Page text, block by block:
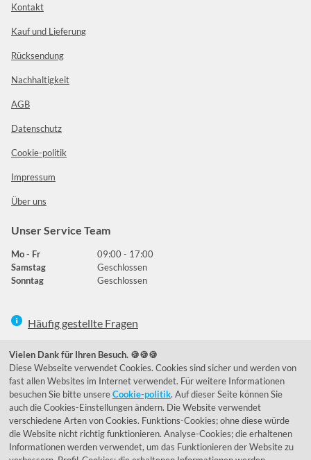
Kontakt
Kauf und Lieferung
Rücksendung
Nachhaltigkeit
AGB
Datenschutz
Cookie-politik
Impressum
Über uns
Unser Service Team
Mo - Fr
09:00 - 17:00
Samstag
Geschlossen
Sonntag
Geschlossen
Häufig gestellte Fragen
039292 - 678215
de@lumidora.com
FacebookInstagram
Kundenmeinungen
Vielen Dank für Ihren Besuch. 🍪🍪🍪
Diese Webseite verwendet Cookies. Cookies sind sicher und werden von
fast allen Websites im Internet verwendet. Für weitere Informationen
besuchen Sie bitte unsereCookie-politik. Auf dieser Seite können Sie
auch die Cookies-Einstellungen ändern. Die Website verwendet
verschiedene Arten von Cookies. Funktions-Cookies; ohne diese würde
die Website nicht richtig funktionieren. Analyse-Cookies; die erhaltenen
Informationen werden verwendet, um das Funktionieren der Website zu